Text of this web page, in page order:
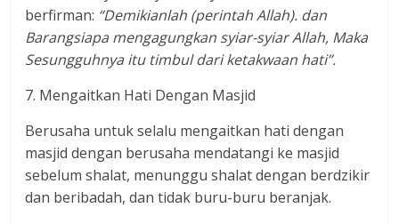
berfirman: “Demikianlah (perintah Allah). dan
Barangsiapa mengagungkan syiar-syiar Allah, Maka
Sesungguhnya itu timbul dari ketakwaan hati”.
7. Mengaitkan Hati Dengan Masjid
Berusaha untuk selalu mengaitkan hati dengan
masjid dengan berusaha mendatangi ke masjid
sebelum shalat, menunggu shalat dengan berdzikir
dan beribadah, dan tidak buru-buru beranjak.